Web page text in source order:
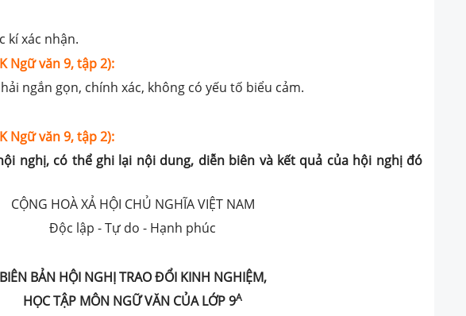
kí xác nhận.
Ngữ văn 9, tập 2):
ngắn gọn, chính xác, không có yếu tố biểu cảm.
Ngữ văn 9, tập 2):
nghị, có thể ghi lại nội dung, diễn biên và kết quả của hội nghị đó
CỘNG HOÀ XẢ HỘI CHỦ NGHĨA VIỆT NAM
Độc lập - Tự do - Hạnh phúc
BIÊN BẢN HỘI NGHỊ TRAO ĐỔI KINH NGHIỆM,
HỌC TẬP MÔN NGỮ VĂN CỦA LỚP 9A